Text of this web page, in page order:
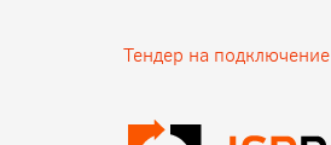
Тендер на подключение